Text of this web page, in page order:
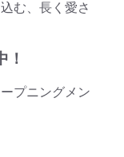
む、長く愛さ
！
プニングメン